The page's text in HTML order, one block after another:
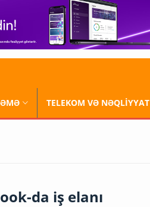
TELEKOM VƏ NƏQLİYYAT
da iş elanı